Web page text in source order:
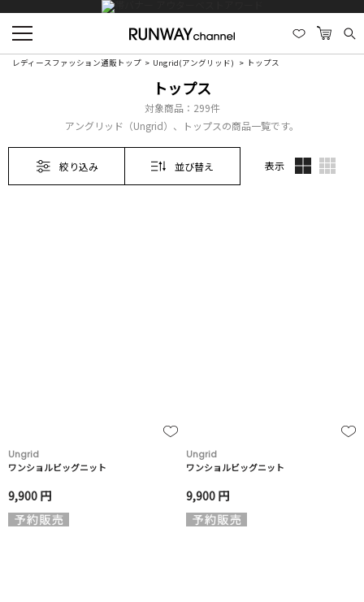
レディースファッション通販トップ Ungrid(アングリッド) トップス
トップス
対象商品： 299件
アングリッド（Ungrid）、トップスの商品一覧です。
絞り込み 並び替え 表示
Ungrid
ワンショルビッグニット
9,900 円
Ungrid
ワンショルビッグニット
9,900 円